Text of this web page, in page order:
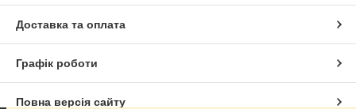
Доставка та оплата
Графік роботи
Повна версія сайту